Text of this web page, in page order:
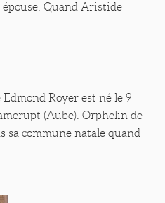
Quand Aristide
Royer est né le 9
(Aube). Orphelin de
sa commune natale quand